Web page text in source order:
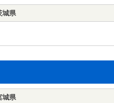
城県
城県